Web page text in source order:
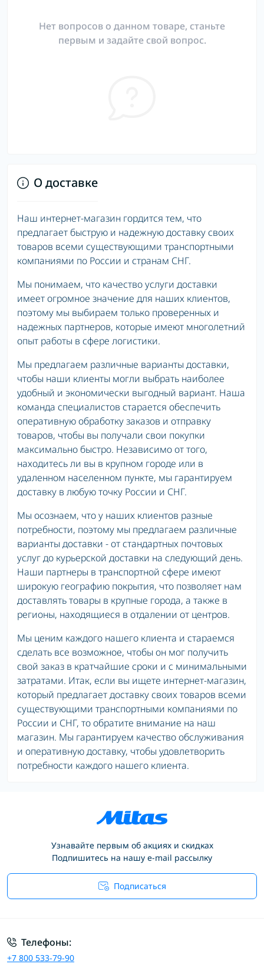
Нет вопросов о данном товаре, станьте
первым и задайте свой вопрос.
О доставке
Наш интернет-магазин гордится тем, что
предлагает быструю и надежную доставку своих
товаров всеми существующими транспортными
компаниями по России и странам СНГ.
Мы понимаем, что качество услуги доставки
имеет огромное значение для наших клиентов,
поэтому мы выбираем только проверенных и
надежных партнеров, которые имеют многолетний
опыт работы в сфере логистики.
Мы предлагаем различные варианты доставки,
чтобы наши клиенты могли выбрать наиболее
удобный и экономически выгодный вариант. Наша
команда специалистов старается обеспечить
оперативную обработку заказов и отправку
товаров, чтобы вы получали свои покупки
максимально быстро. Независимо от того,
находитесь ли вы в крупном городе или в
удаленном населенном пункте, мы гарантируем
доставку в любую точку России и СНГ.
Мы осознаем, что у наших клиентов разные
потребности, поэтому мы предлагаем различные
варианты доставки - от стандартных почтовых
услуг до курьерской доставки на следующий день.
Наши партнеры в транспортной сфере имеют
широкую географию покрытия, что позволяет нам
доставлять товары в крупные города, а также в
регионы, находящиеся в отдалении от центров.
Мы ценим каждого нашего клиента и стараемся
сделать все возможное, чтобы он мог получить
свой заказ в кратчайшие сроки и с минимальными
затратами. Итак, если вы ищете интернет-магазин,
который предлагает доставку своих товаров всеми
существующими транспортными компаниями по
России и СНГ, то обратите внимание на наш
магазин. Мы гарантируем качество обслуживания
и оперативную доставку, чтобы удовлетворить
потребности каждого нашего клиента.
Узнавайте первым об акциях и скидках
Подпишитесь на нашу e-mail рассылку
Подписаться
Телефоны:
+7 800 533-79-90